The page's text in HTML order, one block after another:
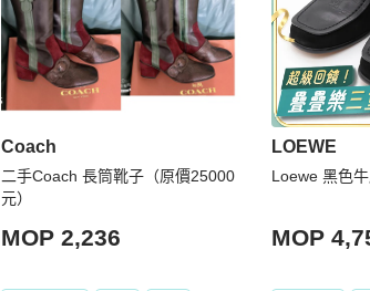
Coach
二手Coach 長筒靴子（原價25000
元）
MOP 2,236
LOEWE
Loewe 黑色
MOP